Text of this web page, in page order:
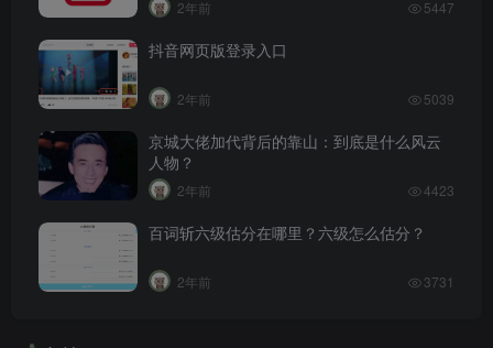
2年前 5447
抖音网页版登录入口
2年前 5039
京城大佬加代背后的靠山：到底是什么风云
人物？
2年前 4423
百词斩六级估分在哪里？六级怎么估分？
2年前 3731